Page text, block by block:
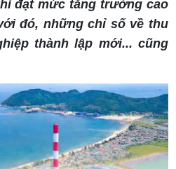
đạt mức tăng trưởng cao
đó, những chỉ số về thu
thành lập mới... cũng